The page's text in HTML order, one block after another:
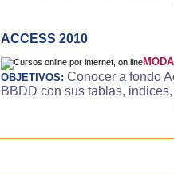
ACCESS 2010
OBJETIVOS: Conocer a fondo
BBDD con sus tablas,